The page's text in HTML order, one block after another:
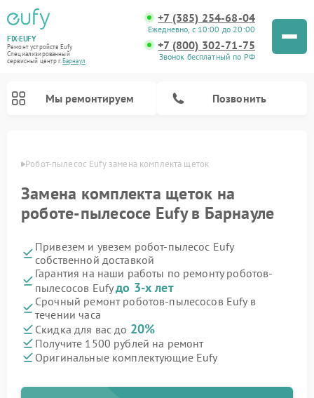
FIX-EUFY
Ремонт устройств Eufy
Специализированный
cервисный центр г.Барнаул
+7 (385) 254-68-04
Ежедневно, с 10:00 до 20:00
+7 (800) 302-71-75
Звонок бесплатный по РФ
Мы ремонтируем Позвонить
Робот-пылесос Eufy замена комплекта щеток
Замена комплекта щеток на
роботе-пылесосе Eufy в Барнауле
Привезем и увезем робот-пылесос Eufy
собственной доставкой
Гарантия на наши работы по ремонту роботов-
пылесосов Eufyдо 3-х лет
Срочный ремонт роботов-пылесосов Eufy в
течении часа
Скидка для вас до 20%
Получите 1500 рублей на ремонт
Оригинальные комплектующие Eufy